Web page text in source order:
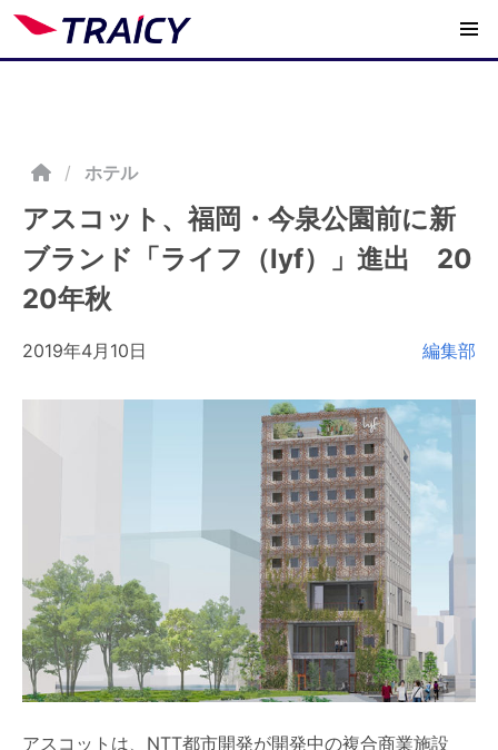
/ ホテル
アスコット、福岡・今泉公園前に新
ブランド「ライフ（lyf）」進出 20
20年秋
2019年4月10日 編集部
アスコットは、NTT都市開発が開発中の複合商業施設